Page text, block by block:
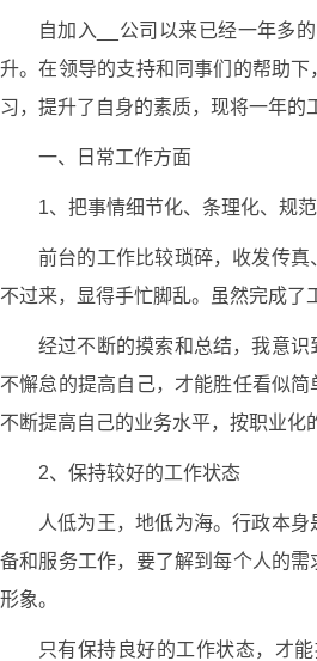
自加入__公司以来已经一年多
升。在领导的支持和同事们的帮助
习，提升了自身的素质，现将一年的
一、日常工作方面
1、把事情细节化、条理化、规
前台的工作比较琐碎，收发传
不过来，显得手忙脚乱。虽然完成了
经过不断的摸索和总结，我意
不懈怠的提高自己，才能胜任看似
不断提高自己的业务水平，按职业化
2、保持较好的工作状态
人低为王，地低为海。行政本
备和服务工作，要了解到每个人的
形象。
只有保持良好的工作状态，才